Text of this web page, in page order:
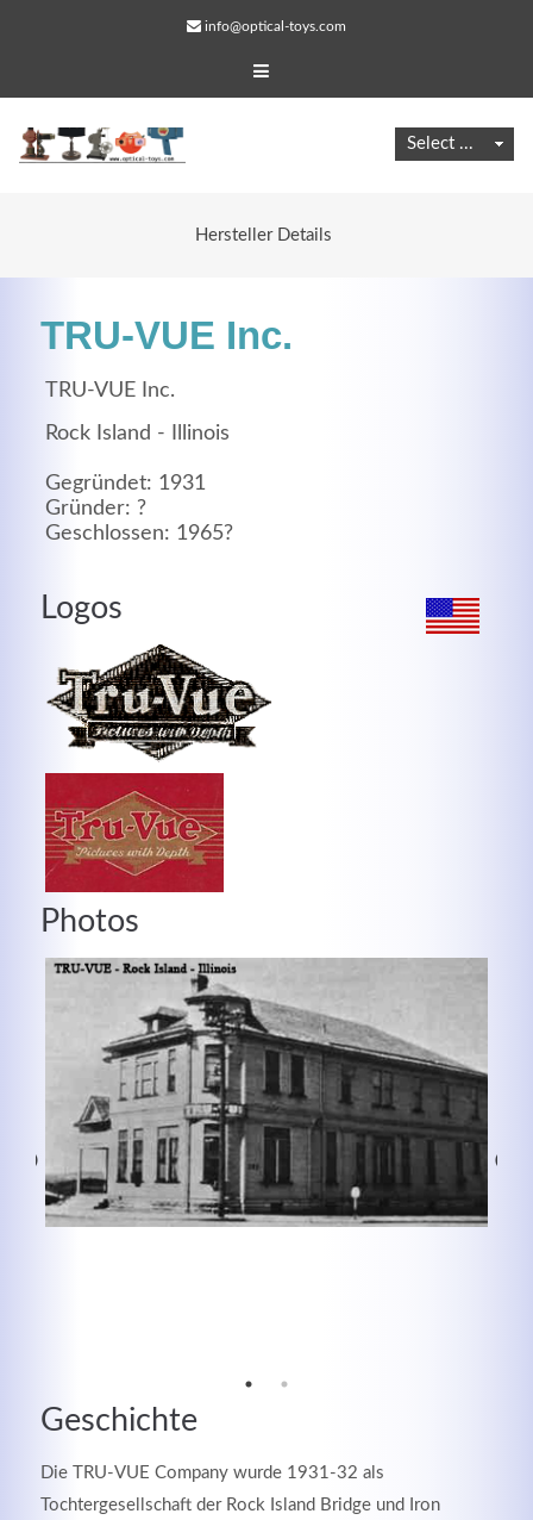
info@optical-toys.com
Hersteller Details
TRU-VUE Inc.
TRU-VUE Inc.
Rock Island - Illinois
Gegründet: 1931
Gründer: ?
Geschlossen: 1965?
Logos
Photos
Geschichte
Die TRU-VUE Company wurde 1931-32 als
Tochtergesellschaft der Rock Island Bridge und Iron
Web Projects
Lorem ipsum dolor sit amet, consectetuer adipiscing
elit. Aenean commodo ligula eget dolor.
Lorem ipsum dolor sit amet, consectetuer adipiscing
elit. Aenean commodo ligula eget dolor.
MEHR INFOS
Modern & Simple
elit. Aenean commodo ligula eget dolor.